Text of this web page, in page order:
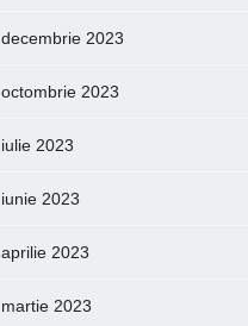
decembrie 2023
octombrie 2023
iulie 2023
iunie 2023
aprilie 2023
martie 2023